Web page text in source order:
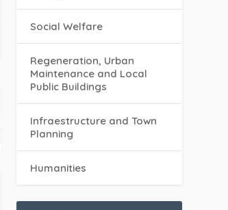
Social Welfare
Regeneration, Urban
Maintenance and Local
Public Buildings
Infraestructure and Town
Planning
Humanities